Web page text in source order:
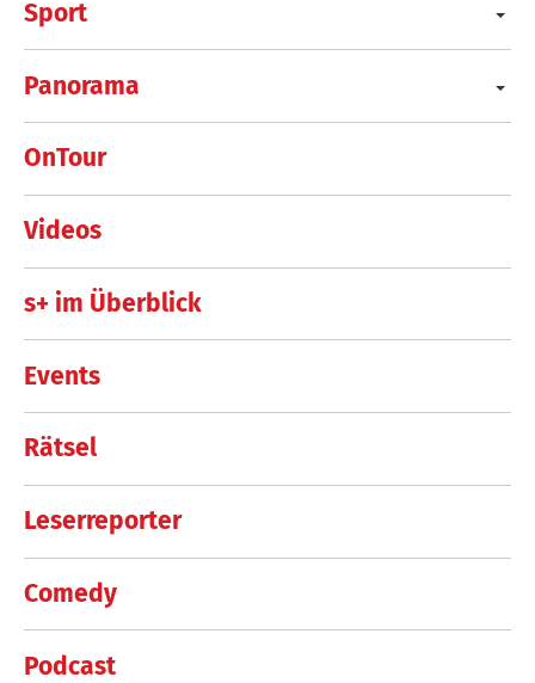
Sport
Panorama
OnTour
Videos
s+ im Überblick
Events
Rätsel
Leserreporter
Comedy
Podcast